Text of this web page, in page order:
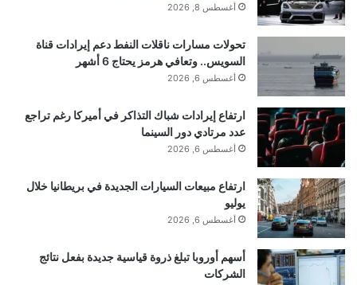
تدفقات السياحة الضخمة
الكاتب:
تنويه من موقع “yalebnan.org”:
تم جلب هذا المحتوى بشكل آلي من المصدر:
arabic.rt.com
بتاريخ:2026-01-20 01:25:00
الآراء والمعلومات الواردة في هذا المقال لا تعبر
أغسطس 8, 2026
تحولات مسارات ناقلات النفط دعم إيرادات قناة
السويس.. وتعافي هرمز يحتاج 6 أشهر
أغسطس 6, 2026
ارتفاع إيرادات شباك التذاكر في أميركا رغم تراجع
عدد مرتادي دور السينما
أغسطس 6, 2026
ارتفاع مبيعات السيارات الجديدة في بريطانيا خلال
يوليو
أغسطس 6, 2026
أسهم أوروبا تبلغ ذروة قياسية جديدة بفعل نتائج
الشركات